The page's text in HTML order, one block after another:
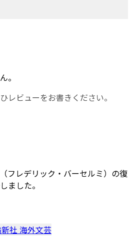
。
レビューをお書きください。
フレデリック・バーセルミ）の復
ました。
社 海外文芸